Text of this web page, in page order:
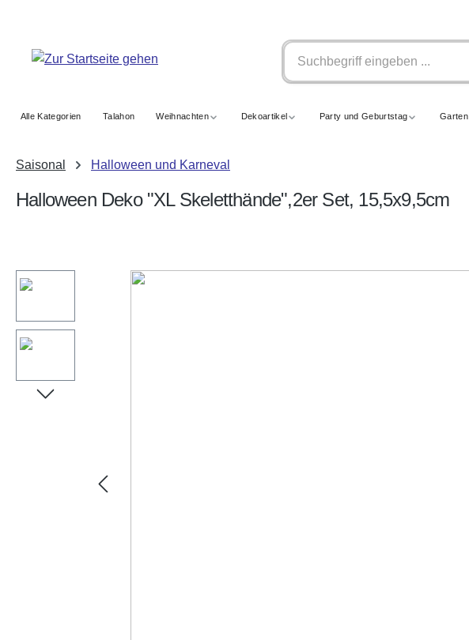
Alle Kategorien Talahon Weihnachten Dekoartikel Party und Geburtstag Garten
Saisonal Halloween und Karneval
Halloween Deko "XL Skeletthände",2er Set, 15,5x9,5cm
Bildergalerie überspringen